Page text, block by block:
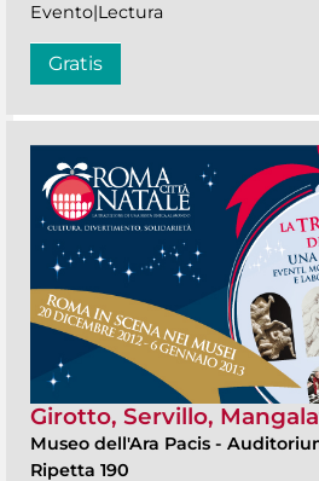
Evento|Lectura
Gratis
Girotto, Servillo,
Museo dell'Ara Pacis -
Ripetta 190